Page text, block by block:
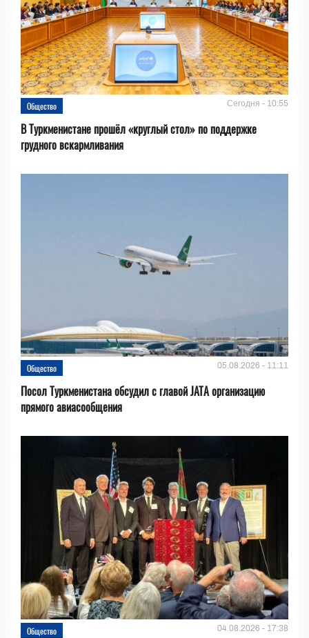
Общество Сегодня - 10:55
В Туркменистане прошёл «круглый стол» по поддержке
грудного вскармливания
Общество 05.08.2026 - 11:11
Посол Туркменистана обсудил с главой JATA организацию
прямого авиасообщения
Общество 04.08.2026 - 17:38